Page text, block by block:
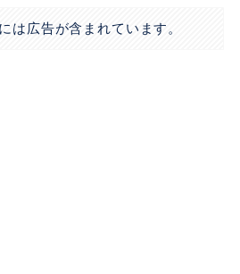
は広告が含まれています。